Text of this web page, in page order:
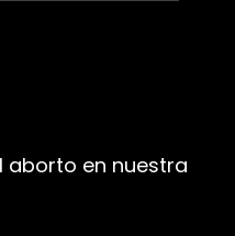
aborto en nuestra